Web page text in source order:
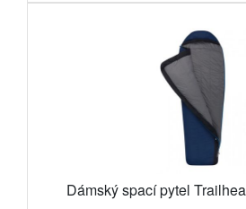
Dámský spací pytel